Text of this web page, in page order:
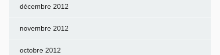
décembre 2012
novembre 2012
octobre 2012